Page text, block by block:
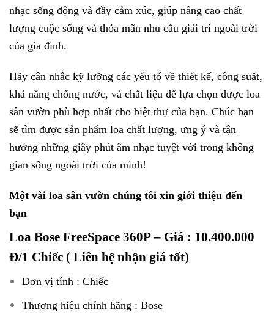
nhạc sống động và đầy cảm xúc, giúp nâng cao chất
lượng cuộc sống và thỏa mãn nhu cầu giải trí ngoài trời
của gia đình.
Hãy cân nhắc kỹ lưỡng các yếu tố về thiết kế, công suất,
khả năng chống nước, và chất liệu để lựa chọn được loa
sân vườn phù hợp nhất cho biệt thự của bạn. Chúc bạn
sẽ tìm được sản phẩm loa chất lượng, ưng ý và tận
hưởng những giây phút âm nhạc tuyệt vời trong không
gian sống ngoài trời của mình!
Một vài loa sân vườn chúng tôi xin giới thiệu đến
bạn
Loa Bose FreeSpace 360P– Giá : 10.400.000
Đ/1 Chiếc ( Liên hệ nhận giá tốt)
Đơn vị tính : Chiếc
Thương hiệu chính hãng : Bose